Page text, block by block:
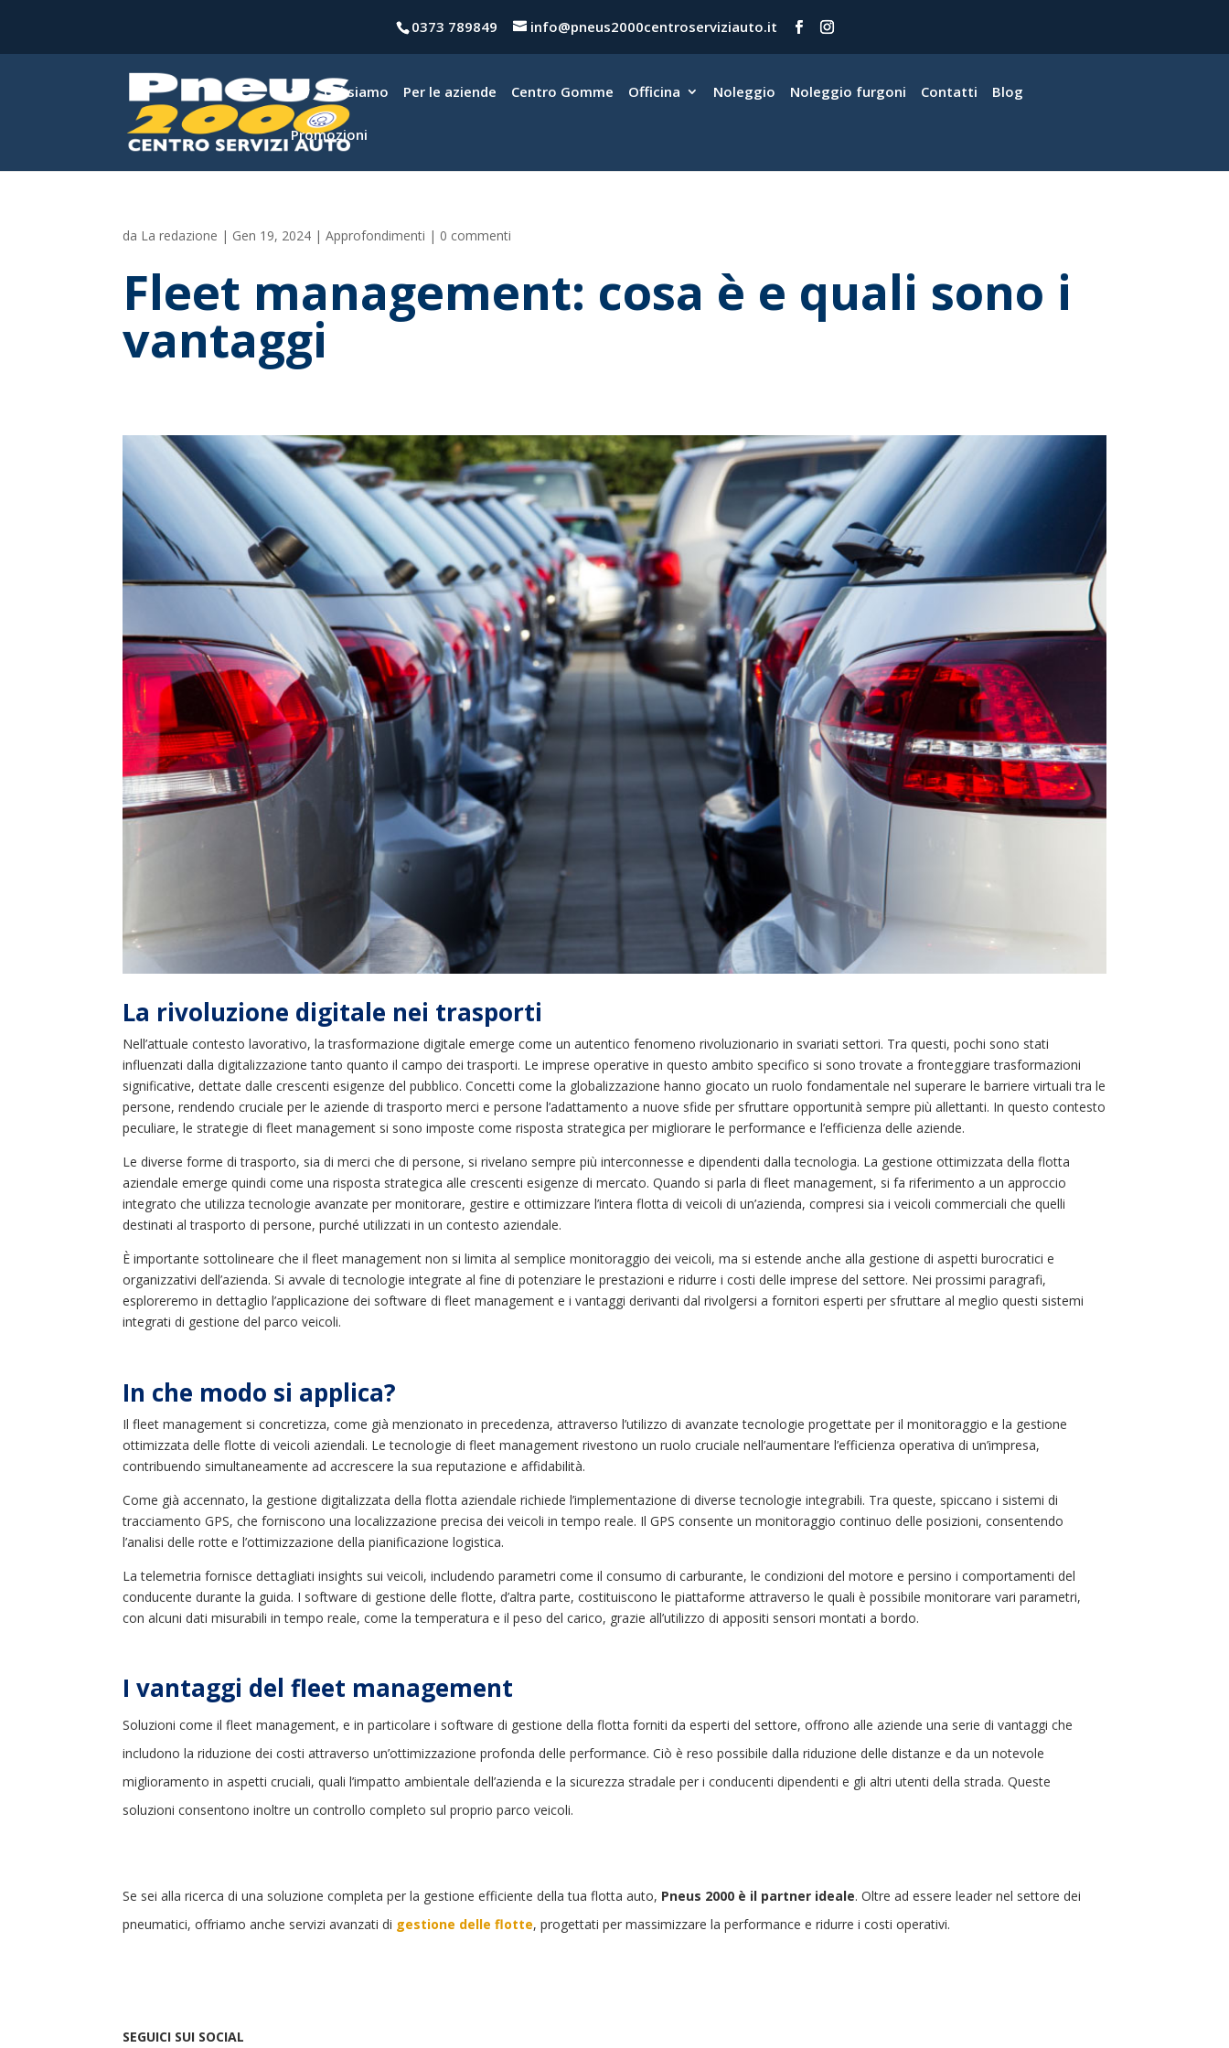
0373 789849 info@pneus2000centroserviziauto.it
Chi siamo Per le aziende Centro Gomme Officina Noleggio Noleggio furgoni Contatti Blog
Promozioni
da La redazione | Gen 19, 2024 |Approfondimenti | 0 commenti
Fleet management: cosa è e quali sono i
vantaggi
La rivoluzione digitale nei trasporti
Nell’attuale contesto lavorativo, la trasformazione digitale emerge come un autentico fenomeno rivoluzionario in svariati settori. Tra questi, pochi sono stati
influenzati dalla digitalizzazione tanto quanto il campo dei trasporti. Le imprese operative in questo ambito specifico si sono trovate a fronteggiare trasformazioni
significative, dettate dalle crescenti esigenze del pubblico. Concetti come la globalizzazione hanno giocato un ruolo fondamentale nel superare le barriere virtuali tra le
persone, rendendo cruciale per le aziende di trasporto merci e persone l’adattamento a nuove sfide per sfruttare opportunità sempre più allettanti. In questo contesto
peculiare, le strategie di fleet management si sono imposte come risposta strategica per migliorare le performance e l’efficienza delle aziende.
Le diverse forme di trasporto, sia di merci che di persone, si rivelano sempre più interconnesse e dipendenti dalla tecnologia. La gestione ottimizzata della flotta
aziendale emerge quindi come una risposta strategica alle crescenti esigenze di mercato. Quando si parla di fleet management, si fa riferimento a un approccio
integrato che utilizza tecnologie avanzate per monitorare, gestire e ottimizzare l’intera flotta di veicoli di un’azienda, compresi sia i veicoli commerciali che quelli
destinati al trasporto di persone, purché utilizzati in un contesto aziendale.
È importante sottolineare che il fleet management non si limita al semplice monitoraggio dei veicoli, ma si estende anche alla gestione di aspetti burocratici e
organizzativi dell’azienda. Si avvale di tecnologie integrate al fine di potenziare le prestazioni e ridurre i costi delle imprese del settore. Nei prossimi paragrafi,
esploreremo in dettaglio l’applicazione dei software di fleet management e i vantaggi derivanti dal rivolgersi a fornitori esperti per sfruttare al meglio questi sistemi
integrati di gestione del parco veicoli.
In che modo si applica?
Il fleet management si concretizza, come già menzionato in precedenza, attraverso l’utilizzo di avanzate tecnologie progettate per il monitoraggio e la gestione
ottimizzata delle flotte di veicoli aziendali. Le tecnologie di fleet management rivestono un ruolo cruciale nell’aumentare l’efficienza operativa di un’impresa,
contribuendo simultaneamente ad accrescere la sua reputazione e affidabilità.
Come già accennato, la gestione digitalizzata della flotta aziendale richiede l’implementazione di diverse tecnologie integrabili. Tra queste, spiccano i sistemi di
tracciamento GPS, che forniscono una localizzazione precisa dei veicoli in tempo reale. Il GPS consente un monitoraggio continuo delle posizioni, consentendo
l’analisi delle rotte e l’ottimizzazione della pianificazione logistica.
La telemetria fornisce dettagliati insights sui veicoli, includendo parametri come il consumo di carburante, le condizioni del motore e persino i comportamenti del
conducente durante la guida. I software di gestione delle flotte, d’altra parte, costituiscono le piattaforme attraverso le quali è possibile monitorare vari parametri,
con alcuni dati misurabili in tempo reale, come la temperatura e il peso del carico, grazie all’utilizzo di appositi sensori montati a bordo.
I vantaggi del fleet management
Soluzioni come il fleet management, e in particolare i software di gestione della flotta forniti da esperti del settore, offrono alle aziende una serie di vantaggi che
includono la riduzione dei costi attraverso un’ottimizzazione profonda delle performance. Ciò è reso possibile dalla riduzione delle distanze e da un notevole
miglioramento in aspetti cruciali, quali l’impatto ambientale dell’azienda e la sicurezza stradale per i conducenti dipendenti e gli altri utenti della strada. Queste
soluzioni consentono inoltre un controllo completo sul proprio parco veicoli.
Se sei alla ricerca di una soluzione completa per la gestione efficiente della tua flotta auto, Pneus 2000 è il partner ideale. Oltre ad essere leader nel settore dei
pneumatici, offriamo anche servizi avanzati di gestione delle flotte, progettati per massimizzare la performance e ridurre i costi operativi.
SEGUICI SUI SOCIAL